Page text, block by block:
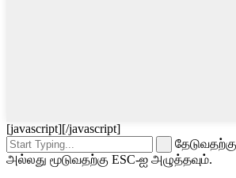
[javascript][/javascript]
அல்லது மூடுவதற்கு ESC-ஐ அழுத்தவும்.